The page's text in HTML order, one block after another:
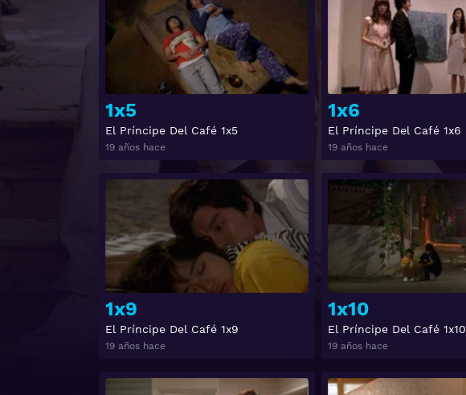
1x5
El Príncipe Del Café 1x5
19 años hace
1x6
El Príncipe Del Café 1x6
19 años hace
1x9
El Príncipe Del Café 1x9
19 años hace
Ver
1x10
El Príncipe Del Café 1x10
19 años hace
Ver